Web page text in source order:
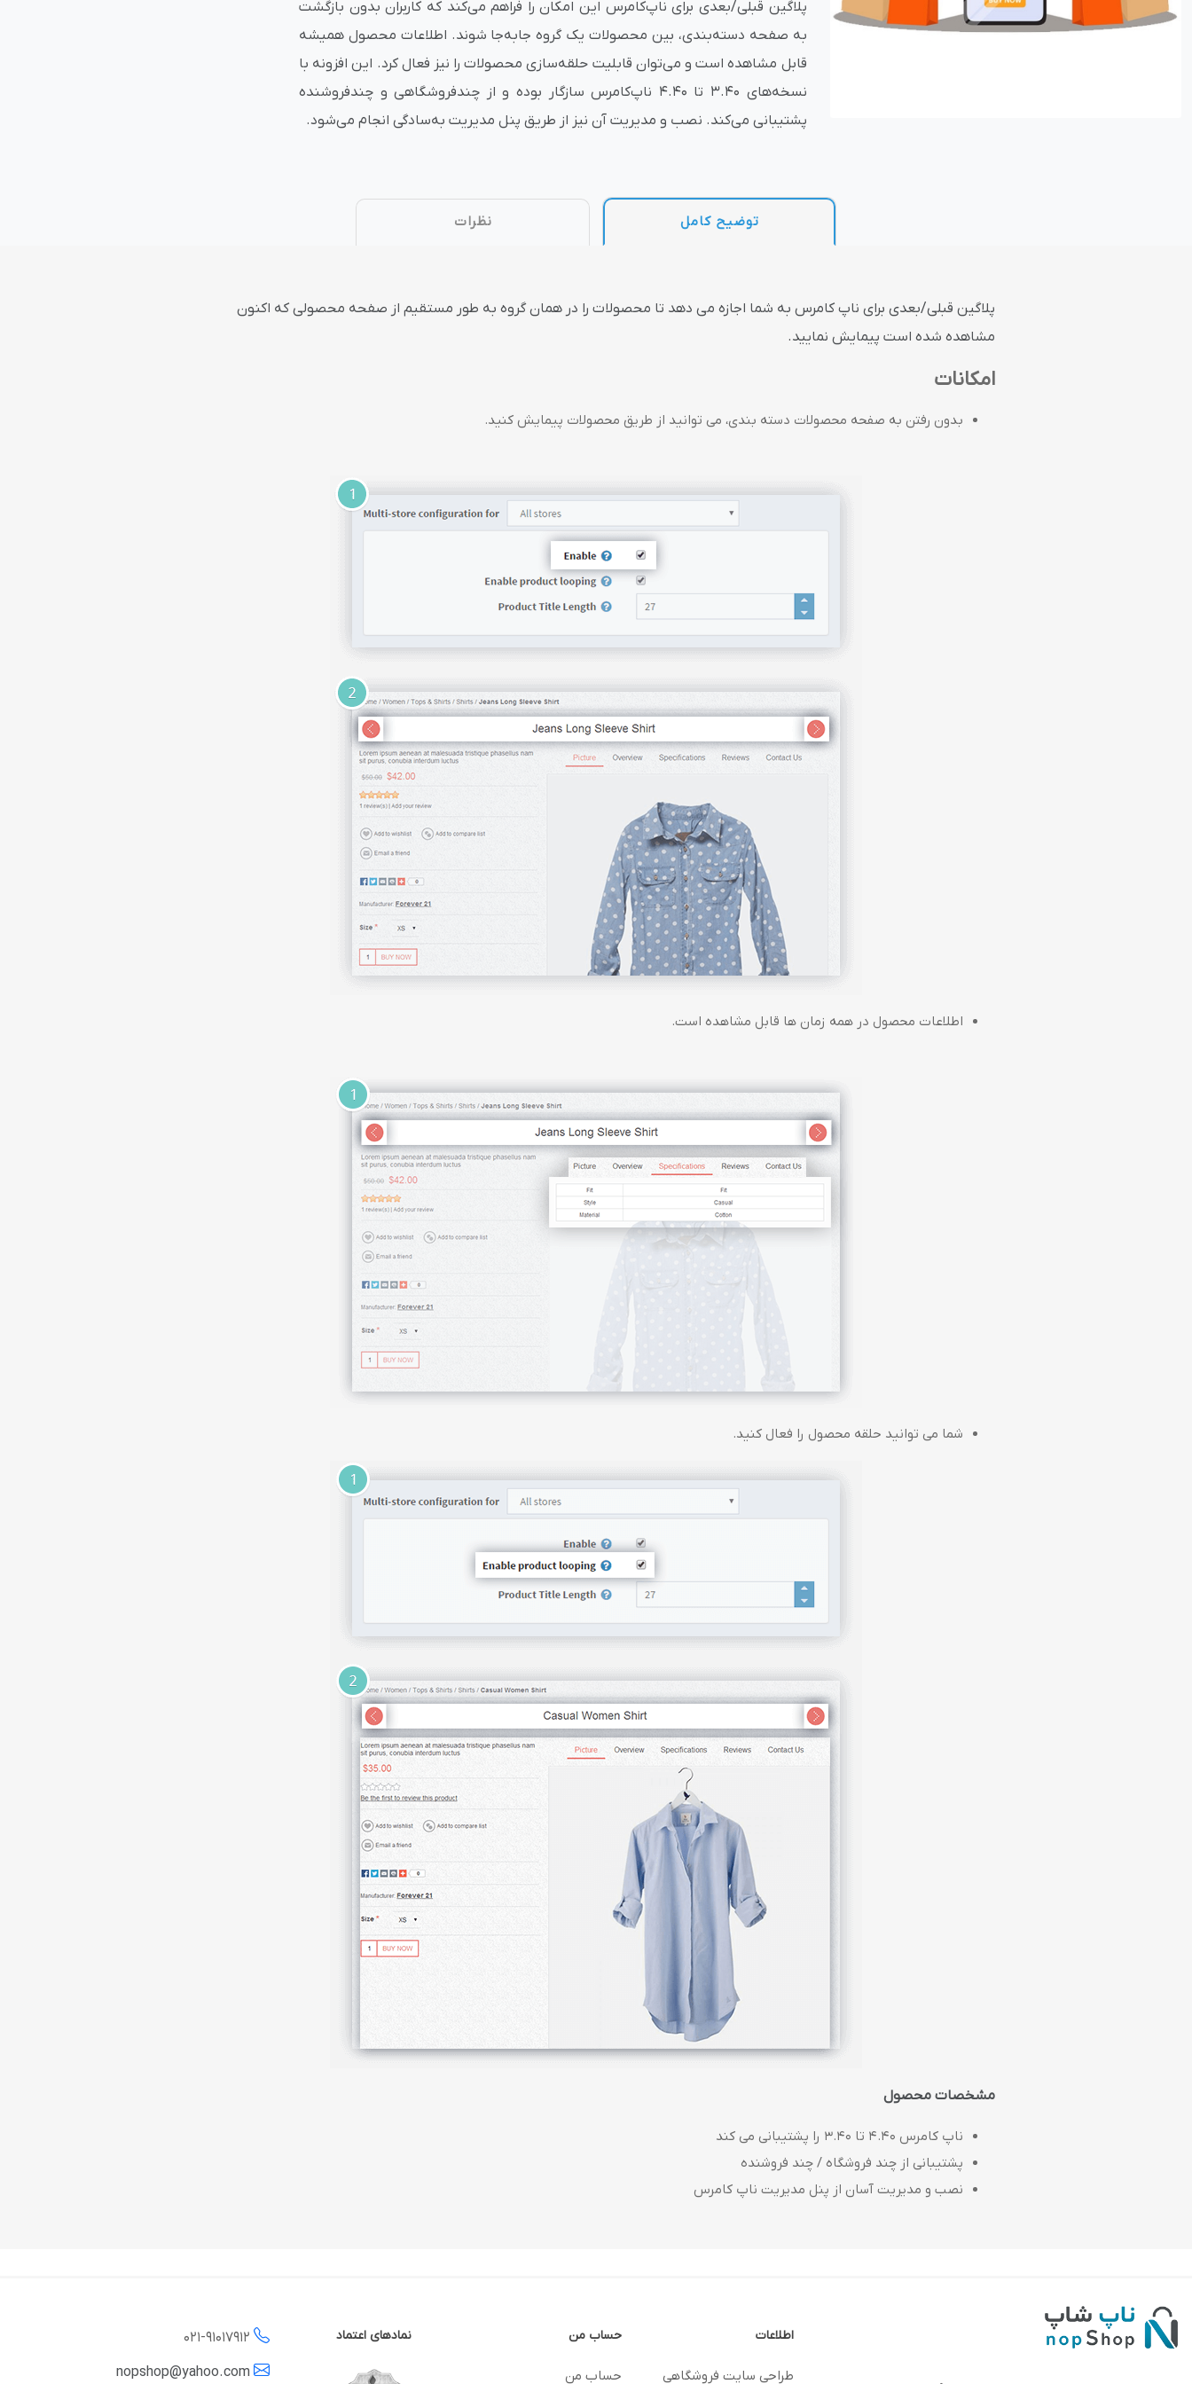
بازاریابی و فروش هوش مصنوعی درگاه های پرداخت اینترنتی پلاگین های ارسال پیامک
پلاگین قبلی/بعدی برای ناپ‌کامرس این امکان را فراهم می‌کند که کاربران بدون بازگشت
به صفحه دسته‌بندی، بین محصولات یک گروه جابه‌جا شوند. اطلاعات محصول همیشه
قابل مشاهده است و می‌توان قابلیت حلقه‌سازی محصولات را نیز فعال کرد. این افزونه با
نسخه‌های 3.40 تا 4.40 ناپ‌کامرس سازگار بوده و از چندفروشگاهی و چندفروشنده
پشتیبانی می‌کند. نصب و مدیریت آن نیز از طریق پنل مدیریت به‌سادگی انجام می‌شود.
توضیح کامل نظرات
پلاگین قبلی/بعدی برای ناپ کامرس به شما اجازه می دهد تا محصولات را در همان گروه به طور مستقیم از صفحه محصولی که اکنون
مشاهده شده است پیمایش نمایید.
امکانات
بدون رفتن به صفحه محصولات دسته بندی، می توانید از طریق محصولات پیمایش کنید.
اطلاعات محصول در همه زمان ها قابل مشاهده است.
شما می توانید حلقه محصول را فعال کنید.
مشخصات محصول
ناپ کامرس 4.40 تا 3.40 را پشتیبانی می کند
پشتیبانی از چند فروشگاه / چند فروشنده
نصب و مدیریت آسان از پنل مدیریت ناپ کامرس
اطلاعات
طراحی سایت فروشگاهی
حساب من
حساب من
نمادهای اعتماد 021-91017912